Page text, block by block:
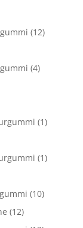
(12)
(4)
(1)
(1)
(10)
(12)